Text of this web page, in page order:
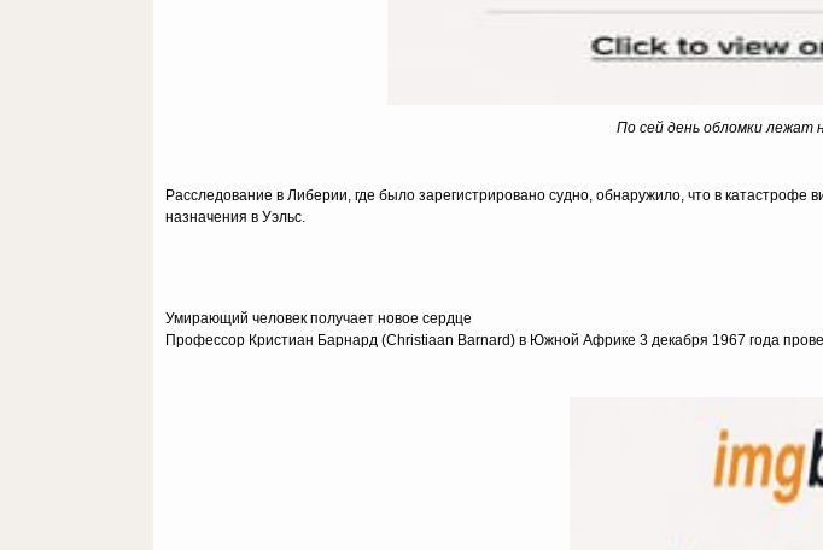
По сей день обломки лежат
Расследование в Либерии, где было зарегистрировано судно, обнаружило, что в катастрофе
назначения в Уэльс.
Умирающий человек получает новое сердце
Профессор Кристиан Барнард (Christiaan Barnard) в Южной Африке 3 декабря 1967 года